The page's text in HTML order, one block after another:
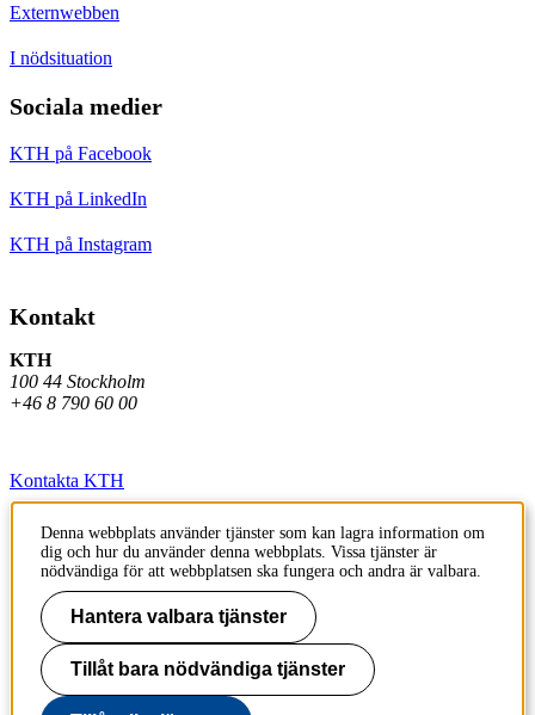
Externwebben
I nödsituation
Sociala medier
KTH på Facebook
KTH på LinkedIn
KTH på Instagram
Kontakt
KTH
100 44 Stockholm
+46 8 790 60 00
Kontakta KTH
Jobba på KTH
Press och media
Faktura och betalning KTH
Om KTH:s webbplatser
Tillgänglighetsredogörelse
Denna webbplats använder tjänster som kan lagra information om
dig och hur du använder denna webbplats. Vissa tjänster är
nödvändiga för att webbplatsen ska fungera och andra är valbara.
Hantera valbara tjänster
Tillåt bara nödvändiga tjänster